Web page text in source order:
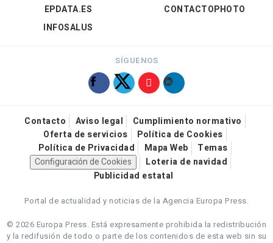
EPDATA.ES
INFOSALUS
CONTACTOPHOTO
SÍGUENOS
Contacto Aviso legal
Cumplimiento normativo
Oferta de servicios
Política de Cookies
Política de Privacidad
Mapa Web
Temas
Configuración de Cookies
Loteria de navidad
Publicidad estatal
Portal de actualidad y noticias de la Agencia Europa Press.
© 2026 Europa Press. Está expresamente prohibida la redistribución
y la redifusión de todo o parte de los contenidos de esta web sin su